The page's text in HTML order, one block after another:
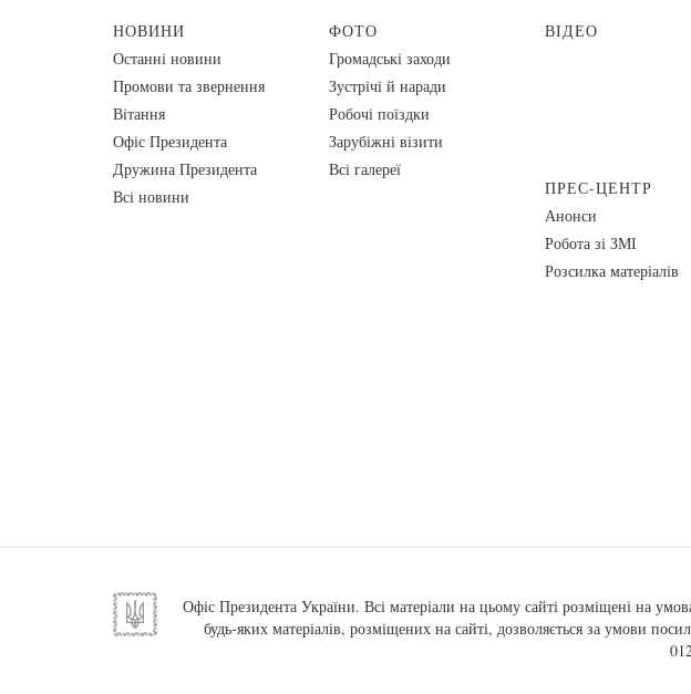
НОВИНИ
Останні новини
Промови та звернення
Вiтання
Офіс Президента
Дружина Президента
Всі новини
ФОТО
Громадські заходи
Зустрічі й наради
Робочі поїздки
Зарубіжні візити
Всі галереї
ВІДЕО
ПРЕС-ЦЕНТР
Анонси
Робота зі ЗМІ
Розсилка матеріалів
Офіс Президента України. Всі матеріали на цьому сайті розміщені на
будь-яких матеріалів, розміщених на сайті, дозволяється за умови